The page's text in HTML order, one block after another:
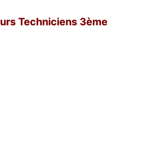
Techniciens 3ème